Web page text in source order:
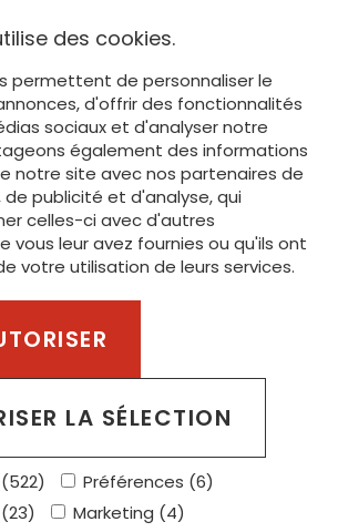
des cookies.
permettent de personnaliser le
d'offrir des fonctionnalités
sociaux et d'analyser notre
également des informations
notre site avec nos partenaires de
de publicité et d'analyse, qui
celles-ci avec d'autres
vous leur avez fournies ou qu'ils ont
votre utilisation de leurs services.
LA SÉLECTION
Préférences (6)
Marketing (4)
groupe van Steenberge Invest
DE CONFIDENTIALITÉ
CONDITIONS GÉNÉRALES
2026 Alfa Shirt. Tous droits réservés.